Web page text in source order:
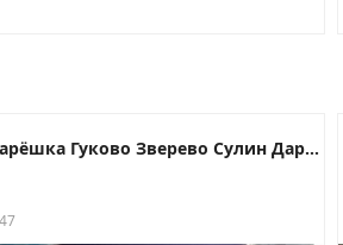
Подарёшка Гуково Зверево Сулин Даром